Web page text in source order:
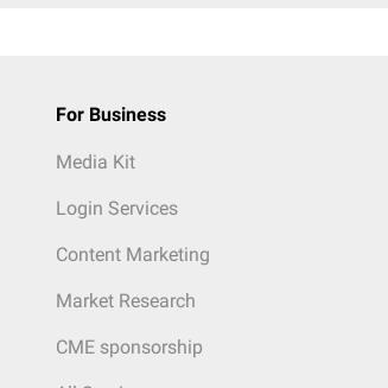
For Business
Media Kit
Login Services
Content Marketing
Market Research
CME sponsorship